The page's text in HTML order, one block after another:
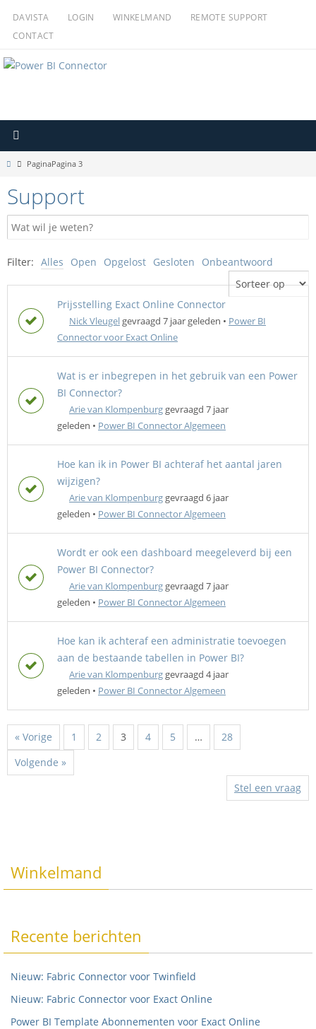
inhoud
DAVISTA LOGIN WINKELMAND
REMOTE SUPPORT
CONTACT
HomePaginaPagina 3
Support
Filter: Alles Open Opgelost Gesloten Onbeantwoord
Prijsstelling Exact Online Connector
Nick Vleugel gevraagd 7 jaar geleden • Power BI
Connector voor Exact Online
Wat is er inbegrepen in het gebruik van een Power
BI Connector?
Arie van Klompenburg gevraagd 7 jaar
geleden • Power BI Connector Algemeen
Hoe kan ik in Power BI achteraf het aantal jaren
wijzigen?
Arie van Klompenburg gevraagd 6 jaar
geleden • Power BI Connector Algemeen
Wordt er ook een dashboard meegeleverd bij een
Power BI Connector?
Arie van Klompenburg gevraagd 7 jaar
geleden • Power BI Connector Algemeen
Hoe kan ik achteraf een administratie toevoegen
aan de bestaande tabellen in Power BI?
Arie van Klompenburg gevraagd 4 jaar
geleden • Power BI Connector Algemeen
« Vorige 1 2 3 4 5 …
28
Volgende »
Stel een vraag
Winkelmand
Recente berichten
Nieuw: Fabric Connector voor Twinfield
Nieuw: Fabric Connector voor Exact Online
Power BI Template Abonnementen voor Exact Online